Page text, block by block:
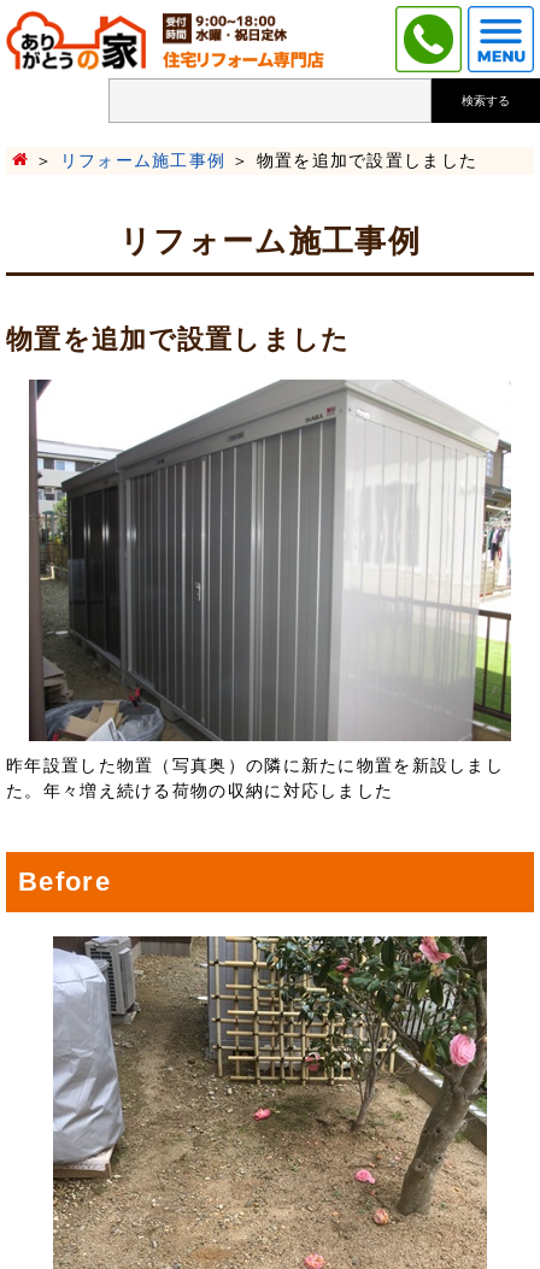
検索する
リフォーム施工事例 物置を追加で設置しました
リフォーム施工事例
物置を追加で設置しました
昨年設置した物置（写真奥）の隣に新たに物置を新設しまし
た。年々増え続ける荷物の収納に対応しました
Before